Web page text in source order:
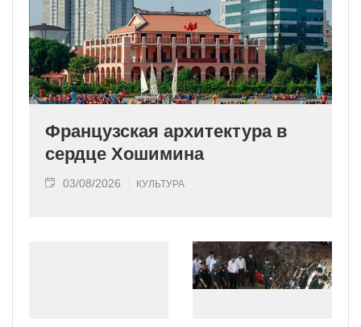
Французская архитектура в
сердце Хошимина
03/08/2026 КУЛЬТУРА